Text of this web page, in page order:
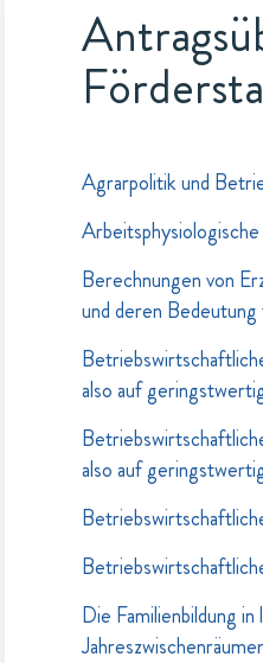
Agrarpolitik und
Berechnungen von
und deren
also auf
also auf
Die Familienbildung